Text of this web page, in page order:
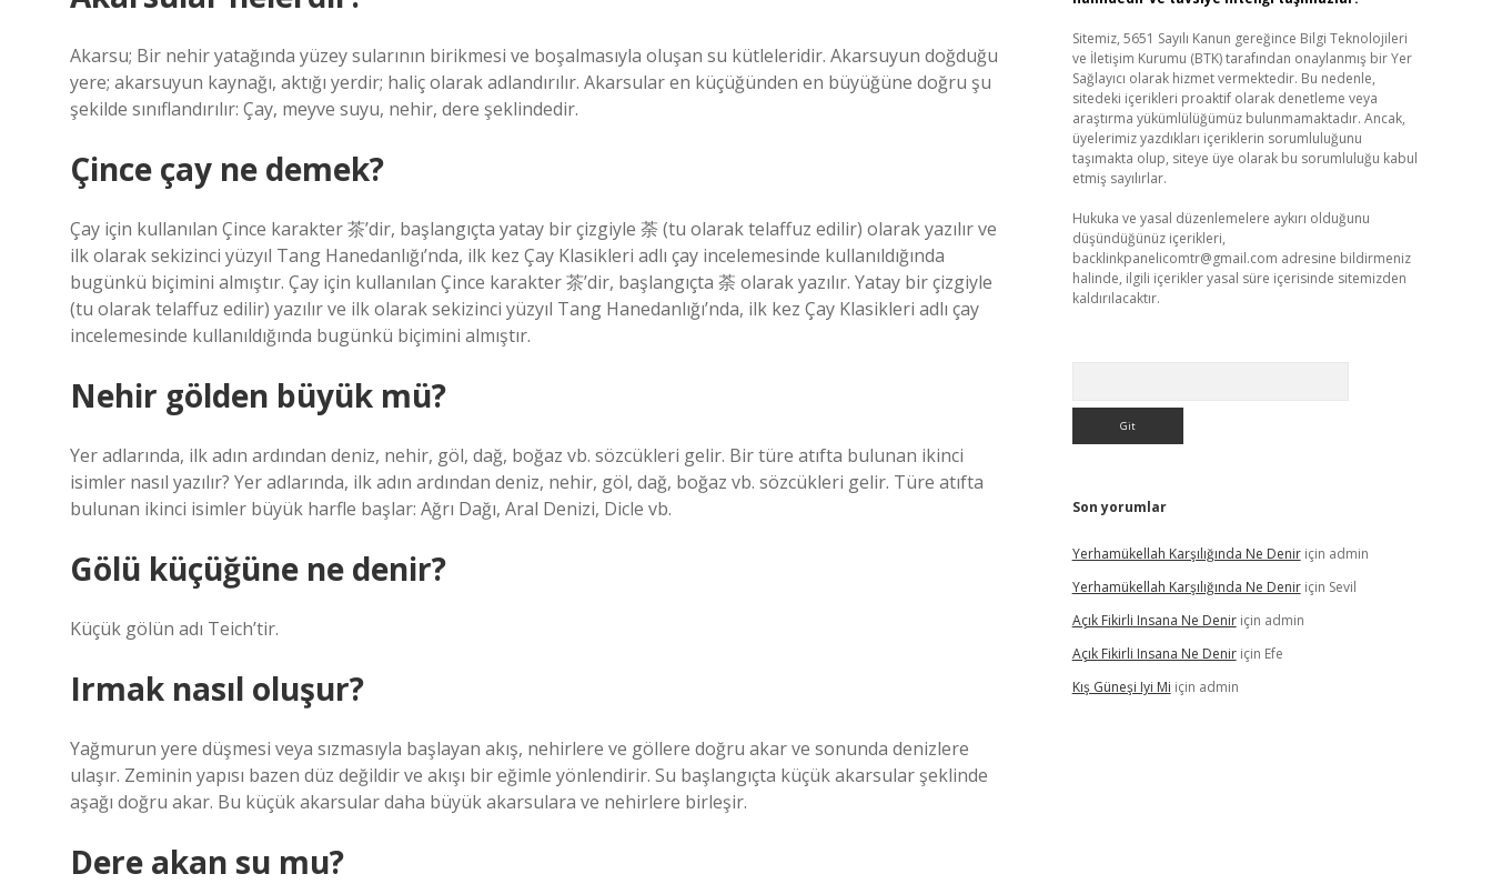
Akarsu; Bir nehir yatağında yüzey sularının birikmesi ve boşalmasıyla oluşan su kütleleridir. Akarsuyun doğduğu
yere; akarsuyun kaynağı, aktığı yerdir; haliç olarak adlandırılır. Akarsular en küçüğünden en büyüğüne doğru şu
şekilde sınıflandırılır: Çay, meyve suyu, nehir, dere şeklindedir.
Çince çay ne demek?
Çay için kullanılan Çince karakter 茶’dir, başlangıçta yatay bir çizgiyle 荼 (tu olarak telaffuz edilir) olarak yazılır ve
ilk olarak sekizinci yüzyıl Tang Hanedanlığı’nda, ilk kez Çay Klasikleri adlı çay incelemesinde kullanıldığında
bugünkü biçimini almıştır. Çay için kullanılan Çince karakter 茶’dir, başlangıçta 荼 olarak yazılır. Yatay bir çizgiyle
(tu olarak telaffuz edilir) yazılır ve ilk olarak sekizinci yüzyıl Tang Hanedanlığı’nda, ilk kez Çay Klasikleri adlı çay
incelemesinde kullanıldığında bugünkü biçimini almıştır.
Nehir gölden büyük mü?
Yer adlarında, ilk adın ardından deniz, nehir, göl, dağ, boğaz vb. sözcükleri gelir. Bir türe atıfta bulunan ikinci
isimler nasıl yazılır? Yer adlarında, ilk adın ardından deniz, nehir, göl, dağ, boğaz vb. sözcükleri gelir. Türe atıfta
bulunan ikinci isimler büyük harfle başlar: Ağrı Dağı, Aral Denizi, Dicle vb.
Gölü küçüğüne ne denir?
Küçük gölün adı Teich’tir.
Irmak nasıl oluşur?
Yağmurun yere düşmesi veya sızmasıyla başlayan akış, nehirlere ve göllere doğru akar ve sonunda denizlere
ulaşır. Zeminin yapısı bazen düz değildir ve akışı bir eğimle yönlendirir. Su başlangıçta küçük akarsular şeklinde
aşağı doğru akar. Bu küçük akarsular daha büyük akarsulara ve nehirlere birleşir.
Dere akan su mu?
Sitemiz, 5651 Sayılı Kanun gereğince Bilgi Teknolojileri
ve İletişim Kurumu (BTK) tarafından onaylanmış bir Yer
Sağlayıcı olarak hizmet vermektedir. Bu nedenle,
sitedeki içerikleri proaktif olarak denetleme veya
araştırma yükümlülüğümüz bulunmamaktadır. Ancak,
üyelerimiz yazdıkları içeriklerin sorumluluğunu
taşımakta olup, siteye üye olarak bu sorumluluğu kabul
etmiş sayılırlar.
Hukuka ve yasal düzenlemelere aykırı olduğunu
düşündüğünüz içerikleri,
backlinkpanelicomtr@gmail.com adresine bildirmeniz
halinde, ilgili içerikler yasal süre içerisinde sitemizden
kaldırılacaktır.
Son yorumlar
Yerhamükellah Karşılığında Ne Deniriçin admin
Yerhamükellah Karşılığında Ne Deniriçin Sevil
Açık Fikirli Insana Ne Deniriçin admin
Açık Fikirli Insana Ne Deniriçin Efe
Kış Güneşi Iyi Mi için admin